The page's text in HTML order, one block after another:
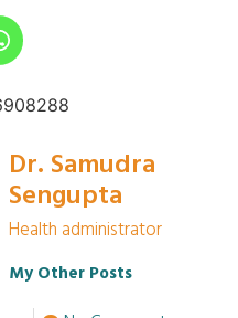
Dr. Samudra
Sengupta
Health administrator
My Other Posts